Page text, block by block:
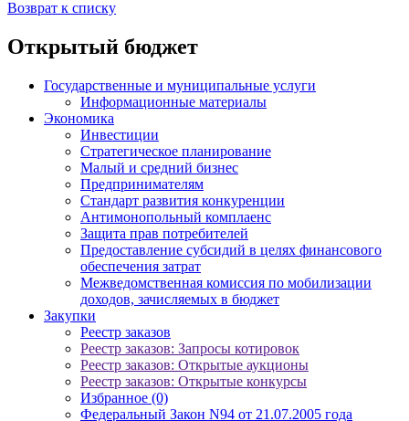
Возврат к списку
Открытый бюджет
Государственные и муниципальные услуги
Информационные материалы
Экономика
Инвестиции
Стратегическое планирование
Малый и средний бизнес
Предпринимателям
Стандарт развития конкуренции
Антимонопольный комплаенс
Защита прав потребителей
Предоставление субсидий в целях финансового
обеспечения затрат
Межведомственная комиссия по мобилизации
доходов, зачисляемых в бюджет
Закупки
Реестр заказов
Реестр заказов: Запросы котировок
Реестр заказов: Открытые аукционы
Реестр заказов: Открытые конкурсы
Избранное (0)
Федеральный Закон N94 от 21.07.2005 года